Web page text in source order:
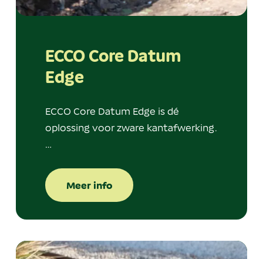
ECCO Core Datum
Edge
ECCO Core Datum Edge is dé
oplossing voor zware kantafwerking.
…
Meer info